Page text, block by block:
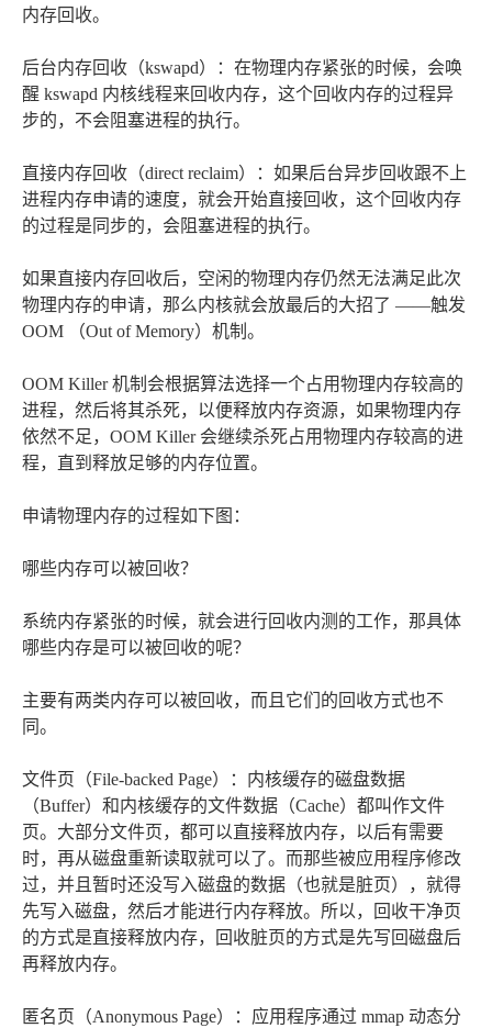
内存回收。
后台内存回收（kswapd）：在物理内存紧张的时候，会唤
醒 kswapd 内核线程来回收内存，这个回收内存的过程异
步的，不会阻塞进程的执行。
直接内存回收（direct reclaim）：如果后台异步回收跟不上
进程内存申请的速度，就会开始直接回收，这个回收内存
的过程是同步的，会阻塞进程的执行。
如果直接内存回收后，空闲的物理内存仍然无法满足此次
物理内存的申请，那么内核就会放最后的大招了 ——触发
OOM （Out of Memory）机制。
OOM Killer 机制会根据算法选择一个占用物理内存较高的
进程，然后将其杀死，以便释放内存资源，如果物理内存
依然不足，OOM Killer 会继续杀死占用物理内存较高的进
程，直到释放足够的内存位置。
申请物理内存的过程如下图：
哪些内存可以被回收？
系统内存紧张的时候，就会进行回收内测的工作，那具体
哪些内存是可以被回收的呢？
主要有两类内存可以被回收，而且它们的回收方式也不
同。
文件页（File-backed Page）：内核缓存的磁盘数据
（Buffer）和内核缓存的文件数据（Cache）都叫作文件
页。大部分文件页，都可以直接释放内存，以后有需要
时，再从磁盘重新读取就可以了。而那些被应用程序修改
过，并且暂时还没写入磁盘的数据（也就是脏页），就得
先写入磁盘，然后才能进行内存释放。所以，回收干净页
的方式是直接释放内存，回收脏页的方式是先写回磁盘后
再释放内存。
匿名页（Anonymous Page）：应用程序通过 mmap 动态分